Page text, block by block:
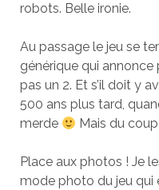
robots. Belle ironie.
Au passage le jeu se
générique qui
pas un 2. Et s’il doit y
500 ans plus tard,
merde
Mais du
Place aux photos ! Je
mode photo du jeu qui